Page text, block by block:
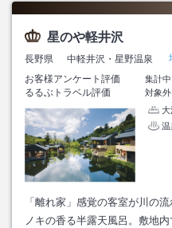
星のや軽井沢
長野県 中軽井沢・星野温泉
お客様アンケート評価
集計中
るるぶトラベル評価
対象外
大
温
「離れ家」感覚の客室が川の
ノキの香る半露天風呂。敷地